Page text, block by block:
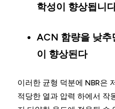
학성이 향상됩니
ACN 함량을 낮추
이 향상된다
이러한 균형 덕분에 NBR은
적당한 열과 압력 하에서 작